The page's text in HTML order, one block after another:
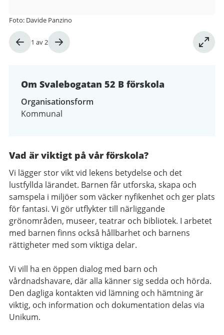
Bild
1 av 2
Foto: Davide Panzino
Om Svalebogatan 52 B förskola
Organisationsform
Kommunal
Vad är viktigt på vår förskola?
Vi lägger stor vikt vid lekens betydelse och det
lustfyllda lärandet. Barnen får utforska, skapa och
samspela i miljöer som väcker nyfikenhet och ger plats
för fantasi. Vi gör utflykter till närliggande
grönområden, museer, teatrar och bibliotek. I arbetet
med barnen finns också hållbarhet och barnens
rättigheter med som viktiga delar.
Vi vill ha en öppen dialog med barn och
vårdnadshavare, där alla känner sig sedda och hörda.
Den dagliga kontakten vid lämning och hämtning är
viktig, och information och dokumentation delas via
Unikum.